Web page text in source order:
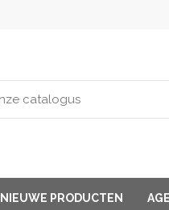
NIEUWE PRODUCTEN